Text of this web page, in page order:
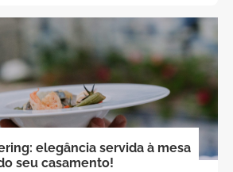
elegância servida à mesa
seu casamento!